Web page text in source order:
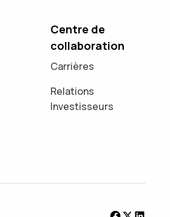
Centre de
collaboration
Carrières
Relations
Investisseurs